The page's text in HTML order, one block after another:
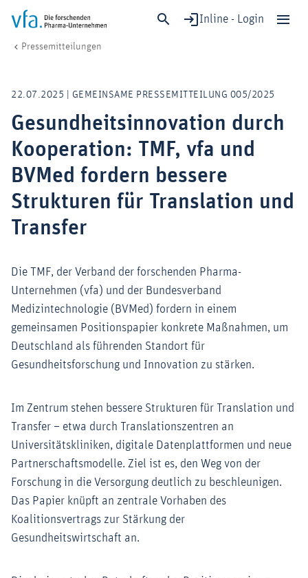
Inline - Login
Forschung & Entwicklung
Gesundheit & Versorgung
Wirtschaft & Standort
Digitalisierung & KI
Verband & Mitglieder
Mitglied werden!
Pressemitteilungen
22.07.2025 | GEMEINSAME PRESSEMITTEILUNG 005/2025
Gesundheitsinnovation durch
Kooperation: TMF, vfa und
BVMed fordern bessere
Strukturen für Translation und
Transfer
Die TMF, der Verband der forschenden Pharma-
Unternehmen (vfa) und der Bundesverband
Medizintechnologie (BVMed) fordern in einem
gemeinsamen Positionspapier konkrete Maßnahmen, um
Deutschland als führenden Standort für
Gesundheitsforschung und Innovation zu stärken.
Im Zentrum stehen bessere Strukturen für Translation und
Transfer – etwa durch Translationszentren an
Universitätskliniken, digitale Datenplattformen und neue
Partnerschaftsmodelle. Ziel ist es, den Weg von der
Forschung in die Versorgung deutlich zu beschleunigen.
Das Papier knüpft an zentrale Vorhaben des
Koalitionsvertrags zur Stärkung der
Gesundheitswirtschaft an.